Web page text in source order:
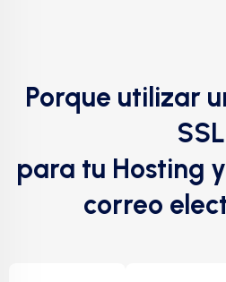
Porque utilizar
SSL
para tu Hosting
correo